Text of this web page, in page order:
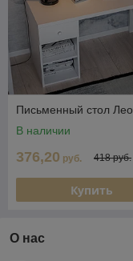
Письменный стол Лео
В наличии
376,20 руб. 418 руб.
Купить
О нас